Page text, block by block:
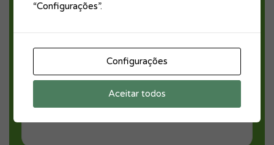
“Configurações”.
Configurações
Aceitar todos